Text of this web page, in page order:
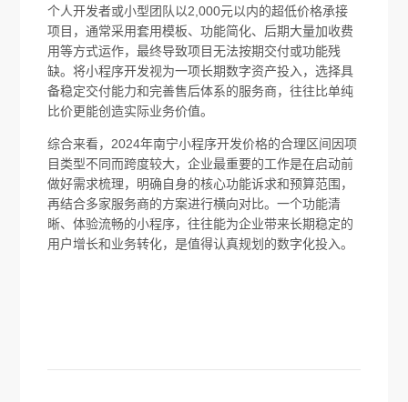
个人开发者或小型团队以2,000元以内的超低价格承接
项目，通常采用套用模板、功能简化、后期大量加收费
用等方式运作，最终导致项目无法按期交付或功能残
缺。将小程序开发视为一项长期数字资产投入，选择具
备稳定交付能力和完善售后体系的服务商，往往比单纯
比价更能创造实际业务价值。
综合来看，2024年南宁小程序开发价格的合理区间因项
目类型不同而跨度较大，企业最重要的工作是在启动前
做好需求梳理，明确自身的核心功能诉求和预算范围，
再结合多家服务商的方案进行横向对比。一个功能清
晰、体验流畅的小程序，往往能为企业带来长期稳定的
用户增长和业务转化，是值得认真规划的数字化投入。